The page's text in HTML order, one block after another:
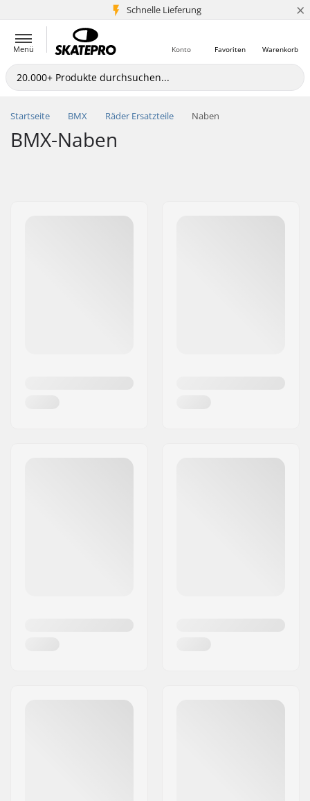
Schnelle Lieferung
5+ Mio. Kunden ×
Menü Warenkorb
Favoriten
Konto
Startseite BMX Räder Ersatzteile Naben
BMX-Naben